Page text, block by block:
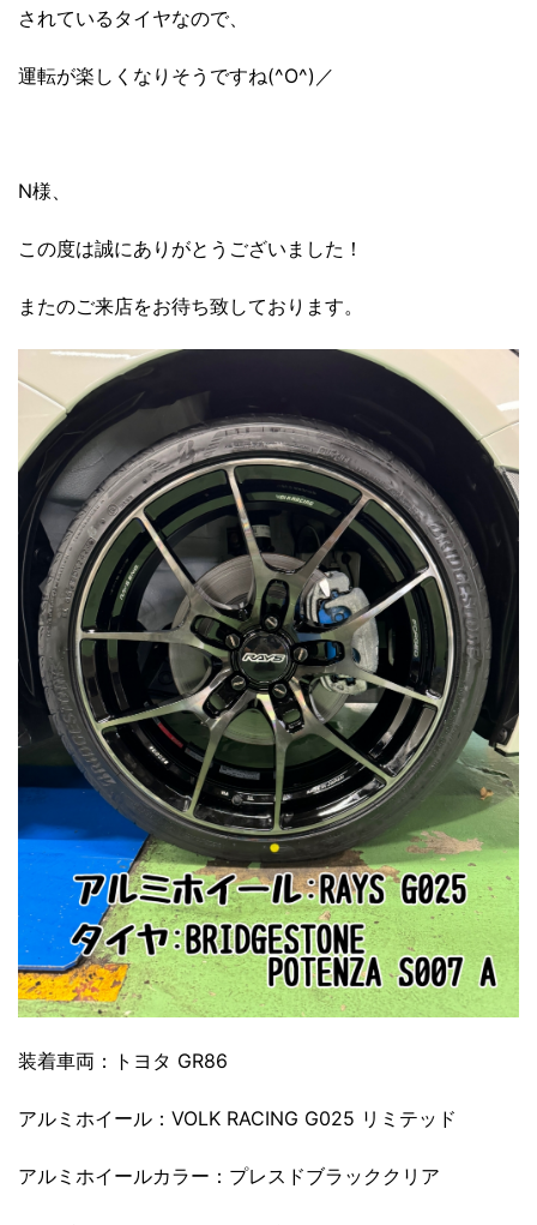
されているタイヤなので、
運転が楽しくなりそうですね(^O^)／
N様、
この度は誠にありがとうございました！
またのご来店をお待ち致しております。
装着車両：トヨタ GR86
アルミホイール：VOLK RACING G025 リミテッド
アルミホイールカラー：プレスドブラッククリア